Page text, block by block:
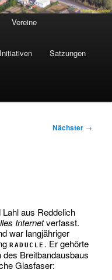
Vereine
Initiativen Satzungen
Nächster →
aus Reddelich
Internetverfasst.
war langjähriger
raducle . Er gehörte
Breitbandausbaus
Glasfaser: